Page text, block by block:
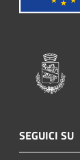
SEGUICI SU